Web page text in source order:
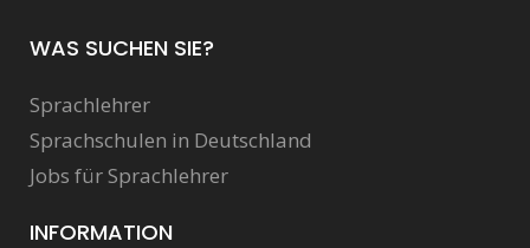
WAS SUCHEN SIE?
Sprachlehrer
Sprachschulen in Deutschland
Jobs für Sprachlehrer
INFORMATION